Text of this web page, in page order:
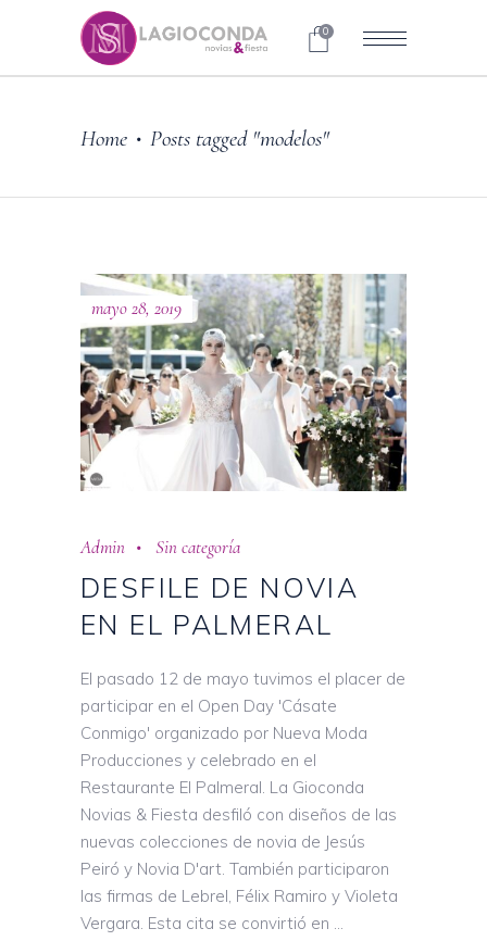
0
Home • Posts tagged "modelos"
mayo 28, 2019
Admin Sin categoría
DESFILE DE NOVIA
EN EL PALMERAL
El pasado 12 de mayo tuvimos el placer de
participar en el Open Day 'Cásate
Conmigo' organizado por Nueva Moda
Producciones y celebrado en el
Restaurante El Palmeral. La Gioconda
Novias & Fiesta desfiló con diseños de las
nuevas colecciones de novia de Jesús
Peiró y Novia D'art. También participaron
las firmas de Lebrel, Félix Ramiro y Violeta
Vergara. Esta cita se convirtió en